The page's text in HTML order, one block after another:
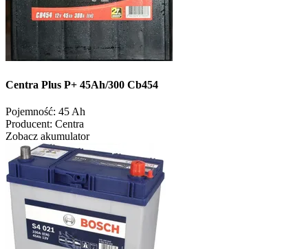
Centra Plus P+ 45Ah/300 Cb454
Pojemność: 45 Ah
Producent: Centra
Zobacz akumulator